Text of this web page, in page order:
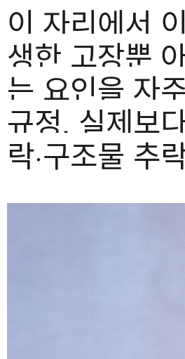
이 자리에서
생한 고장뿐
는 요인을 자
규정, 실제보
락·구조물 추